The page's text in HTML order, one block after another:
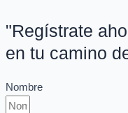
"Regístrate
en tu camino
Nombre